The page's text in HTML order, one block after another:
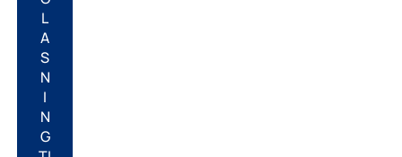
L
A
S
N
I
N
G